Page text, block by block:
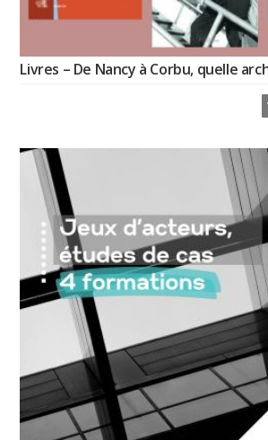
Livres – De Nancy à Corbu, quelle